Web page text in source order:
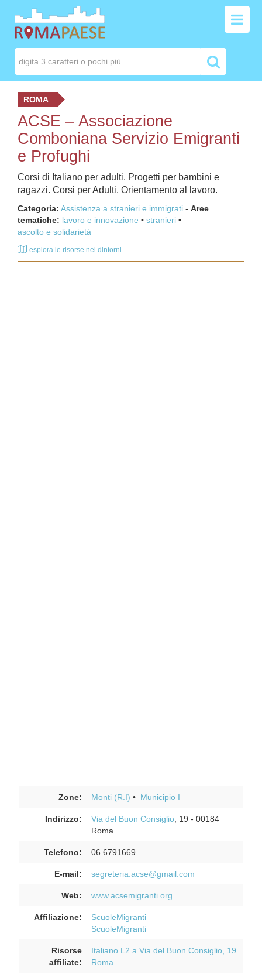
ROMA
ACSE – Associazione
Comboniana Servizio Emigranti
e Profughi
Corsi di Italiano per adulti. Progetti per bambini e
ragazzi. Corsi per Adulti. Orientamento al lavoro.
Categoria: Assistenza a stranieri e immigrati - Aree
tematiche: lavoro e innovazione
stranieri
ascolto e solidarietà
esplora le risorse nei dintorni
Zone: Monti (R.I) Municipio I
Indirizzo: Via del Buon Consiglio , 19 - 00184
Roma
Telefono: 06 6791669
E-mail: segreteria.acse@gmail.com
Web: www.acsemigranti.org
Affiliazione:
ScuoleMigranti
ScuoleMigranti
Risorse
affiliate:
Italiano L2 a Via del Buon Consiglio, 19
Roma